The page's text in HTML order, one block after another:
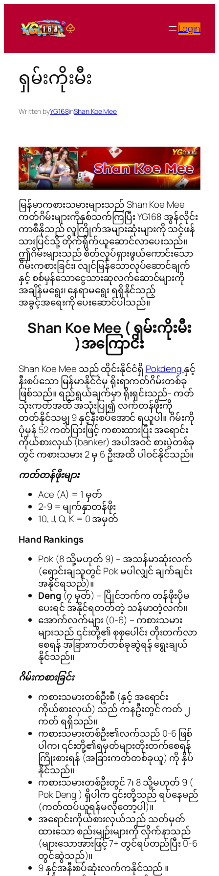
content
Login
ရှမ်းကိုးမီး
Written byYG168inShan Koe Mee
မြန်မာကစားသမားများသည် Shan Koe Mee
ကတ်ဂိမ်းများကိုနှစ်သက်ကြပြီး YG168 အွန်လိုင်း
ကာစီနိုသည် လူကြိုက်အများဆုံးများကို သင့်ဖန်
သားပြင်သို့ တိုက်ရိုက်ယူဆောင်လာပေးသည်။
ဤဂိမ်းများသည် စိတ်လှုပ်ရှားဖွယ်ကောင်းသော
ဂိမ်းကစားခြင်း၊ လျင်မြန်သောလုပ်ဆောင်ချက်
နှင့် စစ်မှန်သောငွေသားဆုလက်ဆောင်များကို
အချိန်မရွေး၊ နေရာမရွေး ရရှိနိုင်သည့်
အခွင့်အရေးကို ပေးဆောင်ပါသည်။
Shan Koe Mee ( ရှမ်းကိုးမီး
)အကြောင်း
Shan Koe Mee သည် ထိုင်းနိုင်ငံရှိ Pokdengနှင့်
နီးစပ်သော မြန်မာနိုင်ငံမှ ရိုးရာကတ်ဂိမ်းတစ်ခု
ဖြစ်သည်။ ရည်ရွယ်ချက်မှာ ရိုးရှင်းသည်- ကတ်
သုံးကတ်အထိ အသုံးပြု၍ လက်တန်ဖိုးကို
တတ်နိုင်သမျှ 9 နှင့်နီးစပ်အောင် ရယူပါ။ ဂိမ်းကို
ပုံမှန် 52 ကတ်ပြားဖြင့် ကစားထားပြီး အရောင်း
ကိုယ်စားလှယ် (banker) အပါအဝင် စားပွဲတစ်ခု
တွင် ကစားသမား 2 မှ 6 ဦးအထိ ပါဝင်နိုင်သည်။
ကတ်တန်ဖိုးများ
Ace (A) = 1 မှတ်
2-9 = မျက်နှာတန်ဖိုး
10, J, Q, K = 0 အမှတ်
Hand Rankings
Pok (8 သို့မဟုတ် 9) – အသန်မာဆုံးလက်
(ရောင်းချသူတွင် Pok မပါလျှင် ချက်ချင်း
အနိုင်ရသည်)။
Deng (၇ မှတ်) – ပြိုင်ဘက်က တန်ဖိုးပိုမ
ပေးရင် အနိုင်ရတတ်တဲ့ သန်မာတဲ့လက်။
အောက်လက်များ (0-6) – ကစားသမား
များသည် ၎င်းတို့၏ စုစုပေါင်း တိုးတက်လာ
စေရန် အခြားကတ်တစ်ခုဆွဲရန် ရွေးချယ်
နိုင်သည်။
ဂိမ်းကစားခြင်း
ကစားသမားတစ်ဦးစီ (နှင့် အရောင်း
ကိုယ်စားလှယ်) သည် ကနဦးတွင် ကတ် ၂
ကတ် ရရှိသည်။
ကစားသမားတစ်ဦး၏လက်သည် 0-6 ဖြစ်
ပါက၊ ၎င်းတို့၏ရမှတ်များတိုးတက်စေရန်
ကြိုးစားရန် (အခြားကတ်တစ်ခုယူ) ကို နှိပ်
နိုင်သည်။
ကစားသမားတစ်ဦးတွင် 7၊ 8 သို့မဟုတ် 9 (
Pok Deng ) ရှိပါက ၎င်းတို့သည် ရပ်နေမည်
(ကတ်ထပ်ယူရန်မလိုတော့ပါ)။
အရောင်းကိုယ်စားလှယ်သည် သတ်မှတ်
ထားသော စည်းမျဉ်းများကို လိုက်နာသည်
(များသောအားဖြင့် 7+ တွင်ရပ်တည်ပြီး 0-6
တွင်ဆွဲသည်)။
9 နှင့်အနီးစပ်ဆုံးလက်ကနိုင်သည် ။